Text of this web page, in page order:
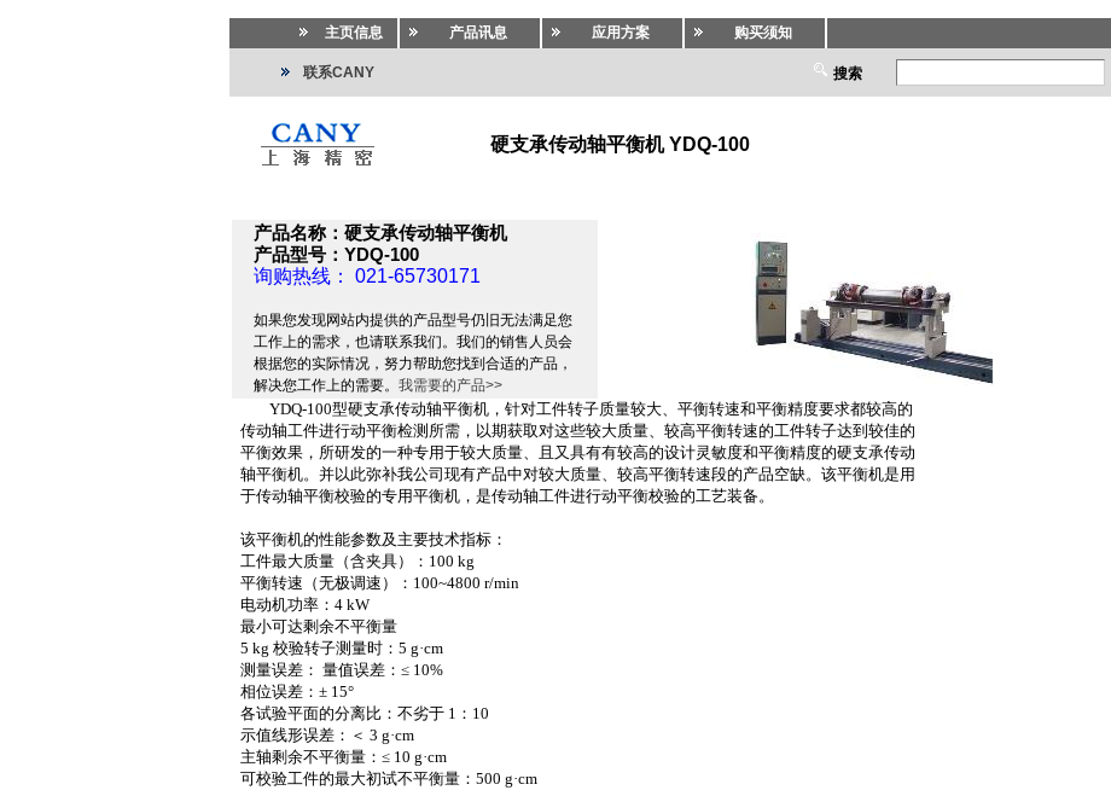
主页信息 产品讯息 应用方案 购买须知
联系CANY 搜索
硬支承传动轴平衡机 YDQ-100
产品名称：硬支承传动轴平衡机
产品型号：YDQ-100
询购热线： 021-65730171
如果您发现网站内提供的产品型号仍旧无法满足您
工作上的需求，也请联系我们。我们的销售人员会
根据您的实际情况，努力帮助您找到合适的产品，
解决您工作上的需要。 我需要的产品>>
YDQ-100型硬支承传动轴平衡机，针对工件转子质量较大、平衡转速和平衡精度要求都较高的
传动轴工件进行动平衡检测所需，以期获取对这些较大质量、较高平衡转速的工件转子达到较佳的
平衡效果，所研发的一种专用于较大质量、且又具有有较高的设计灵敏度和平衡精度的硬支承传动
轴平衡机。并以此弥补我公司现有产品中对较大质量、较高平衡转速段的产品空缺。该平衡机是用
于传动轴平衡校验的专用平衡机，是传动轴工件进行动平衡校验的工艺装备。
该平衡机的性能参数及主要技术指标：
工件最大质量（含夹具）： 100 kg
平衡转速（无极调速）： 100~4800 r/min
电动机功率：4 kW
最小可达剩余不平衡量
5 kg 校验转子测量时：5 g·cm
测量误差： 量值误差：≤ 10%
相位误差：± 15°
各试验平面的分离比：不劣于 1 ： 10
示值线形误差：＜ 3 g·cm
主轴剩余不平衡量：≤ 10 g·cm
可校验工件的最大初试不平衡量：500 g·cm